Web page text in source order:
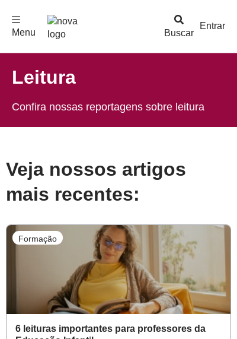
Buscar
Menu
Entrar
Leitura
Confira nossas reportagens sobre leitura
Veja nossos artigos
mais recentes:
Formação
6 leituras importantes para professores da